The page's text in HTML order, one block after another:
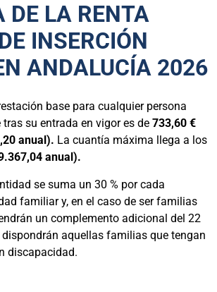
DE LA RENTA
INSERCIÓN
ANDALUCÍA 2026
base para cualquier persona
su entrada en vigor es de 733,60 €
anual). La cuantía máxima llega a los
anual).
se suma un 30 % por cada
familiar y, en el caso de ser familias
un complemento adicional del 22
dispondrán aquellas familias que tengan
discapacidad.